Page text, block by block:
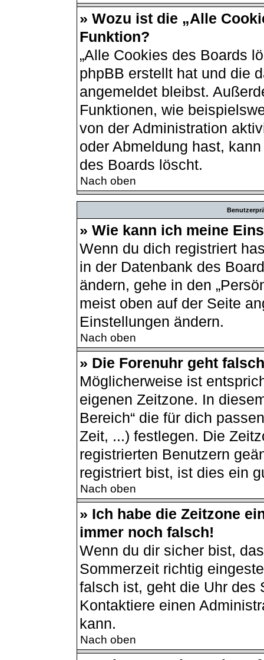
» Wozu ist die „Alle
Funktion?
„Alle Cookies des Boards
phpBB erstellt hat und die
angemeldet bleibst.
Funktionen, wie
von der Administration
oder Abmeldung hast,
des Boards löscht.
Nach oben
» Wie kann ich meine
Wenn du dich registriert
in der Datenbank des
ändern, gehe in den
meist oben auf der Seite
Einstellungen ändern.
Nach oben
» Die Forenuhr geht
Möglicherweise ist
eigenen Zeitzone. In
Bereich“ die für dich
Zeit, ...) festlegen. Die
registrierten Benutzern
registriert bist, ist dies ein
Nach oben
» Ich habe die Zeitzone
immer noch falsch!
Wenn du dir sicher bist,
Sommerzeit richtig
falsch ist, geht die Uhr des
Kontaktiere einen
kann.
Nach oben